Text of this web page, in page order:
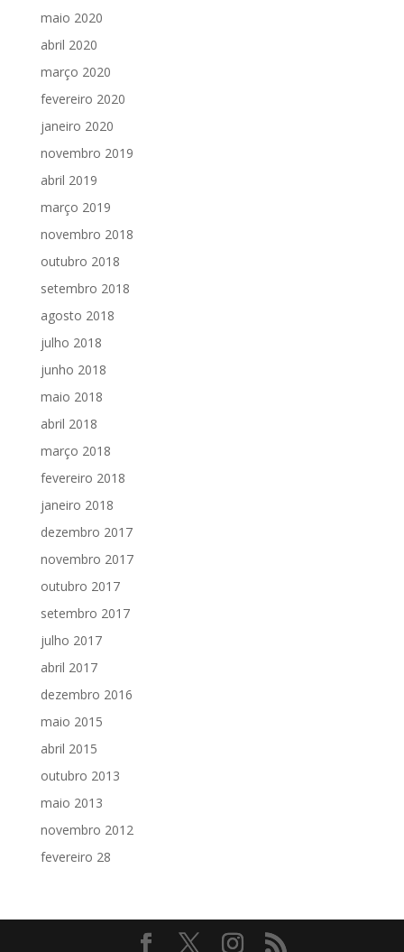
maio 2020
abril 2020
março 2020
fevereiro 2020
janeiro 2020
novembro 2019
abril 2019
março 2019
novembro 2018
outubro 2018
setembro 2018
agosto 2018
julho 2018
junho 2018
maio 2018
abril 2018
março 2018
fevereiro 2018
janeiro 2018
dezembro 2017
novembro 2017
outubro 2017
setembro 2017
julho 2017
abril 2017
dezembro 2016
maio 2015
abril 2015
outubro 2013
maio 2013
novembro 2012
fevereiro 28